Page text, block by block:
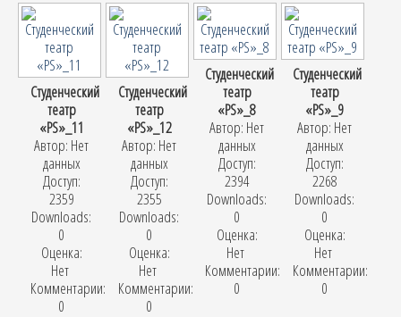
Студенческий
театр
«PS»_11
Автор: Нет
данных
Доступ:
2359
Downloads:
0
Оценка:
Нет
Комментарии:
0
Студенческий
театр
«PS»_12
Автор: Нет
данных
Доступ:
2355
Downloads:
0
Оценка:
Нет
Комментарии:
0
Студенческий
театр
«PS»_8
Автор: Нет
данных
Доступ:
2394
Downloads:
0
Оценка:
Нет
Комментарии:
0
Студенческий
театр
«PS»_9
Автор: Нет
данных
Доступ:
2268
Downloads:
0
Оценка:
Нет
Комментарии:
0